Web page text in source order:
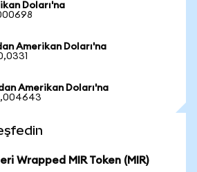
Doları'na
Amerikan Doları'na
Amerikan Doları'na
Wrapped MIR Token (MIR)